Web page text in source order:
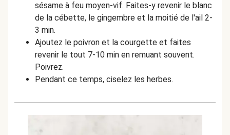
sésame à feu moyen-vif. Faites-y revenir le blanc
de la cébette, le gingembre et la moitié de l'ail 2-
3 min.
Ajoutez le poivron et la courgette et faites
revenir le tout 7-10 min en remuant souvent.
Poivrez.
Pendant ce temps, ciselez les herbes.